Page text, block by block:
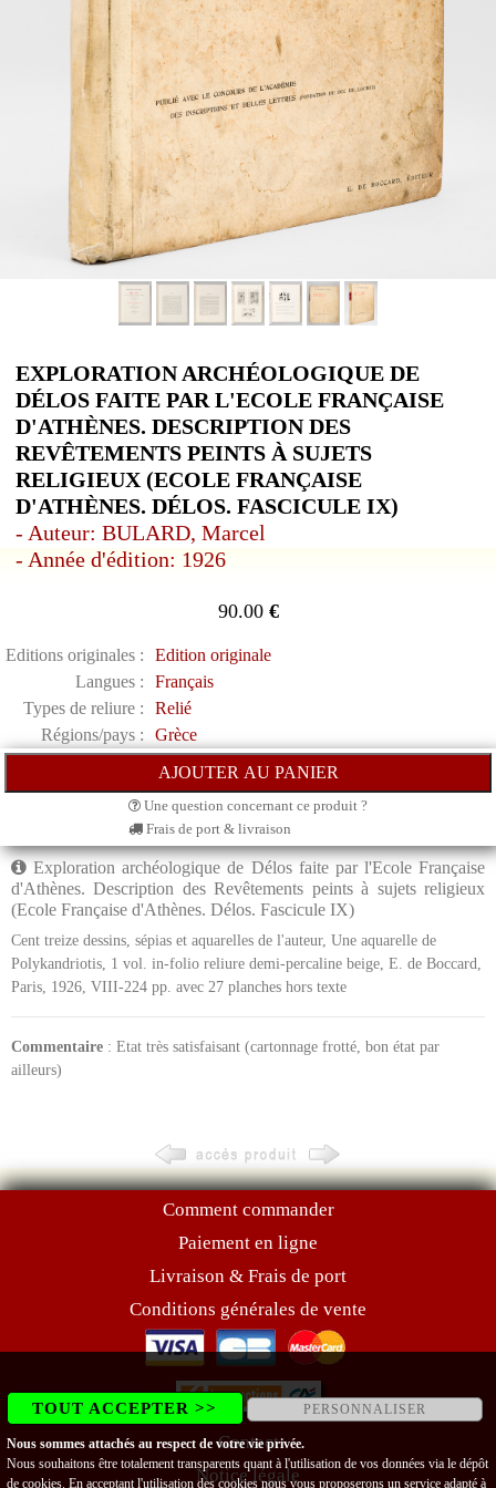
EXPLORATION ARCHÉOLOGIQUE DE
DÉLOS FAITE PAR L'ECOLE FRANÇAISE
D'ATHÈNES. DESCRIPTION DES
REVÊTEMENTS PEINTS À SUJETS
RELIGIEUX (ECOLE FRANÇAISE
D'ATHÈNES. DÉLOS. FASCICULE IX)
- Auteur: BULARD, Marcel
- Année d'édition: 1926
90.00€
Editions originales :
Edition originale
Langues :
Français
Types de reliure :
Relié
Régions/pays :
Grèce
Une question concernant ce produit ?
Frais de port & livraison
Exploration archéologique de Délos faite par l'Ecole Française
d'Athènes. Description des Revêtements peints à sujets religieux
(Ecole Française d'Athènes. Délos. Fascicule IX)
Cent treize dessins, sépias et aquarelles de l'auteur, Une aquarelle de
Polykandriotis, 1 vol. in-folio reliure demi-percaline beige, E. de Boccard,
Paris, 1926, VIII-224 pp. avec 27 planches hors texte
Commentaire : Etat très satisfaisant (cartonnage frotté, bon état par
ailleurs)
Comment commander
Paiement en ligne
Livraison & Frais de port
Conditions générales de vente
Contact
Notice légale
TOUT ACCEPTER >> PERSONNALISER
Nous sommes attachés au respect de votre vie privée.
Nous souhaitons être totalement transparents quant à l'utilisation de vos données via le dépôt
de cookies. En acceptant l'utilisation des cookies nous vous proposerons un service adapté à